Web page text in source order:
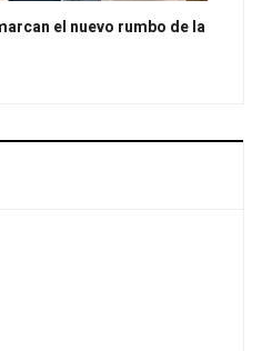
el nuevo rumbo de la